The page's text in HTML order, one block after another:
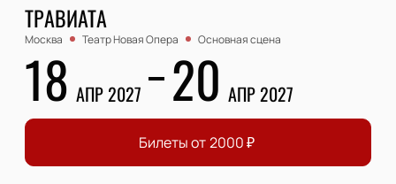
ТРАВИАТА
Москва Театр Новая Опера Основная сцена
18 АПР 2027 20 АПР 2027
Билеты от 2000₽